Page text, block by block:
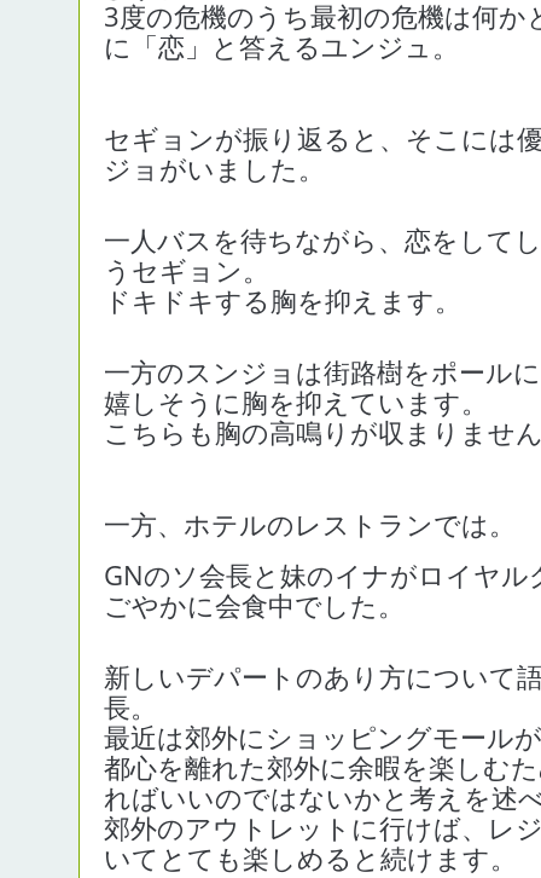
3度の危機のうち最初の危機は何
に「恋」と答えるユンジュ。
セギョンが振り返ると、そこには
ジョがいました。
一人バスを待ちながら、恋をして
うセギョン。
ドキドキする胸を抑えます。
一方のスンジョは街路樹をポール
嬉しそうに胸を抑えています。
こちらも胸の高鳴りが収まりませ
一方、ホテルのレストランでは。
GNのソ会長と妹のイナがロイヤル
ごやかに会食中でした。
新しいデパートのあり方について
長。
最近は郊外にショッピングモール
都心を離れた郊外に余暇を楽しむ
ればいいのではないかと考えを述
郊外のアウトレットに行けば、レ
いてとても楽しめると続けます。